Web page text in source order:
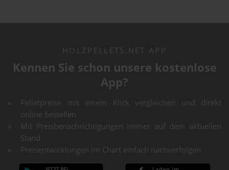
HOLZPELLETS.NET APP
Kennen Sie schon unsere kostenlose
App?
Pelletpreise mit einem Klick vergleichen und direkt
online bestellen
Mit Preisbenachrichtigungen immer auf dem aktuellen
Stand
Preisentwicklungen im Chart einfach nachverfolgen